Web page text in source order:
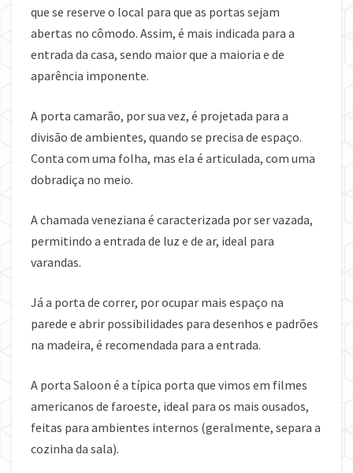
que se reserve o local para que as portas sejam
abertas no cômodo. Assim, é mais indicada para a
entrada da casa, sendo maior que a maioria e de
aparência imponente.
A porta camarão, por sua vez, é projetada para a
divisão de ambientes, quando se precisa de espaço.
Conta com uma folha, mas ela é articulada, com uma
dobradiça no meio.
A chamada veneziana é caracterizada por ser vazada,
permitindo a entrada de luz e de ar, ideal para
varandas.
Já a porta de correr, por ocupar mais espaço na
parede e abrir possibilidades para desenhos e padrões
na madeira, é recomendada para a entrada.
A porta Saloon é a típica porta que vimos em filmes
americanos de faroeste, ideal para os mais ousados,
feitas para ambientes internos (geralmente, separa a
cozinha da sala).